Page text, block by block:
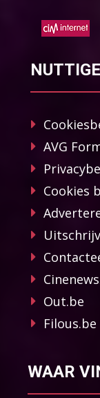
AVG
Cookies
Out.be
Filous.be
WAAR